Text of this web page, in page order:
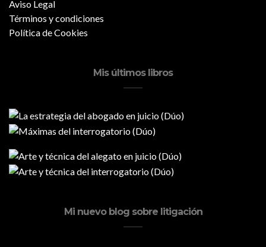
Aviso Legal
Términos y condiciones
Política de Cookies
Mis últimos libros
Mi nuevo blog sobre litigación